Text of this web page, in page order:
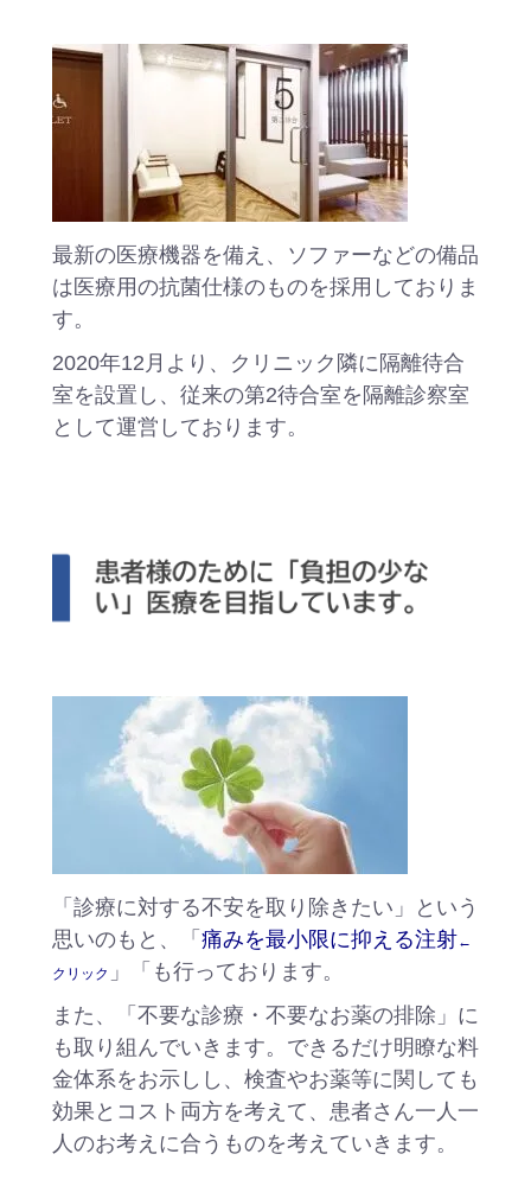
最新の医療機器を備え、ソファーなどの備品
は医療用の抗菌仕様のものを採用しておりま
す。
2020年12月より、クリニック隣に隔離待合
室を設置し、従来の第2待合室を隔離診察室
として運営しております。
「診療に対する不安を取り除きたい」という
思いのもと、「 痛みを最小限に抑える注射←
クリック 」「も行っております。
また、「不要な診療・不要なお薬の排除」に
も取り組んでいきます。できるだけ明瞭な料
金体系をお示しし、検査やお薬等に関しても
効果とコスト両方を考えて、患者さん一人一
人のお考えに合うものを考えていきます。